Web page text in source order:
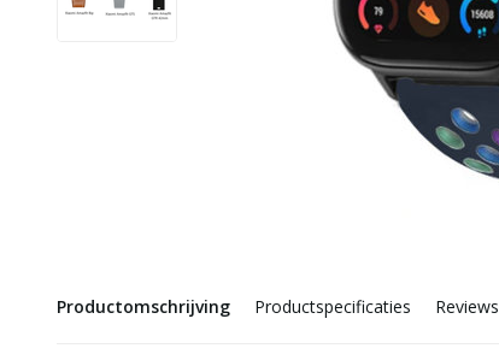
Productomschrijving Productspecificaties Reviews